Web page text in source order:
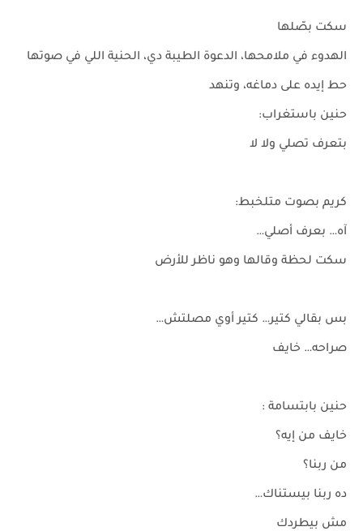
سكت بصّلها
الهدوء في ملامحها، الدعوة الطيبة دي، الحنية اللي في صوتها
حط إيده على دماغه، وتنهد
حنين باستغراب:
بتعرف تصلي ولا لا
كريم بصوت متلخبط:
آه… بعرف أصلي…
سكت لحظة وقالها وهو ناظر للأرض
بس بقالي كتير… كتير أوي مصلتش…
صراحه… خايف
حنين بابتسامة :
خايف من إيه؟
من ربنا؟
ده ربنا بيستناك…
مش بيطردك